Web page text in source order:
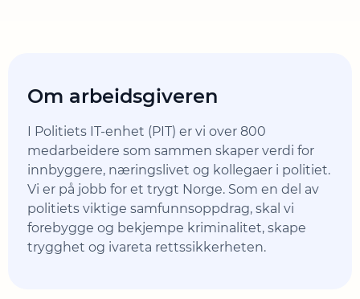
Om arbeidsgiveren
I Politiets IT-enhet (PIT) er vi over 800
medarbeidere som sammen skaper verdi for
innbyggere, næringslivet og kollegaer i politiet.
Vi er på jobb for et trygt Norge. Som en del av
politiets viktige samfunnsoppdrag, skal vi
forebygge og bekjempe kriminalitet, skape
trygghet og ivareta rettssikkerheten.